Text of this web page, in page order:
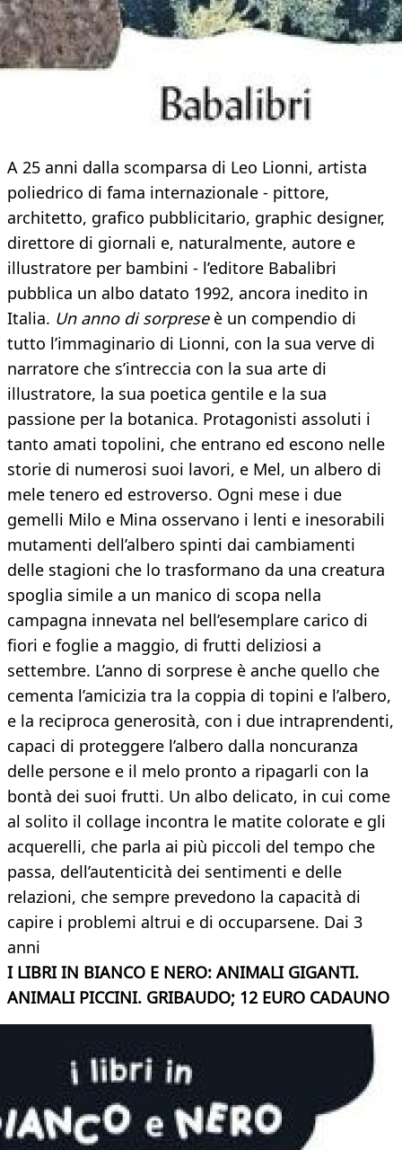
A 25 anni dalla scomparsa di Leo Lionni, artista
poliedrico di fama internazionale - pittore,
architetto, grafico pubblicitario, graphic designer,
direttore di giornali e, naturalmente, autore e
illustratore per bambini - l’editore Babalibri
pubblica un albo datato 1992, ancora inedito in
Italia. Un anno di sorpreseè un compendio di
tutto l’immaginario di Lionni, con la sua verve di
narratore che s’intreccia con la sua arte di
illustratore, la sua poetica gentile e la sua
passione per la botanica. Protagonisti assoluti i
tanto amati topolini, che entrano ed escono nelle
storie di numerosi suoi lavori, e Mel, un albero di
mele tenero ed estroverso. Ogni mese i due
gemelli Milo e Mina osservano i lenti e inesorabili
mutamenti dell’albero spinti dai cambiamenti
delle stagioni che lo trasformano da una creatura
spoglia simile a un manico di scopa nella
campagna innevata nel bell’esemplare carico di
fiori e foglie a maggio, di frutti deliziosi a
settembre. L’anno di sorprese è anche quello che
cementa l’amicizia tra la coppia di topini e l’albero,
e la reciproca generosità, con i due intraprendenti,
capaci di proteggere l’albero dalla noncuranza
delle persone e il melo pronto a ripagarli con la
bontà dei suoi frutti. Un albo delicato, in cui come
al solito il collage incontra le matite colorate e gli
acquerelli, che parla ai più piccoli del tempo che
passa, dell’autenticità dei sentimenti e delle
relazioni, che sempre prevedono la capacità di
capire i problemi altrui e di occuparsene. Dai 3
anni
I LIBRI IN BIANCO E NERO: ANIMALI GIGANTI.
ANIMALI PICCINI. GRIBAUDO; 12 EURO CADAUNO